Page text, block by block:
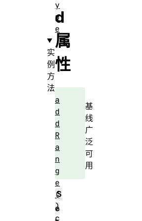
d
属
性
基
线
广
泛
可
用
S
e
y
p
e
实
例
方
法
a
d
d
R
a
n
g
e
(
)
c